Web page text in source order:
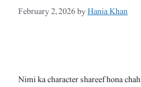
February 2, 2026byHania Khan
Nimi ka character shareef hona